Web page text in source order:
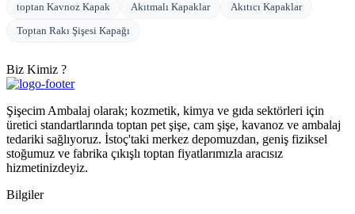
toptan Kavnoz Kapak
Akıtmalı Kapaklar
Akıtıcı Kapaklar
Toptan Rakı Şişesi Kapağı
Biz Kimiz ?
Şişecim Ambalaj olarak; kozmetik, kimya ve gıda sektörleri için
üretici standartlarında toptan pet şişe, cam şişe, kavanoz ve ambalaj
tedariki sağlıyoruz. İstoç'taki merkez depomuzdan, geniş fiziksel
stoğumuz ve fabrika çıkışlı toptan fiyatlarımızla aracısız
hizmetinizdeyiz.
Bilgiler